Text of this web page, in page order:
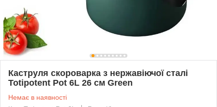
Каструля скороварка з нержавіючої сталі
Totipotent Pot 6L 26 см Green
Немає в наявності